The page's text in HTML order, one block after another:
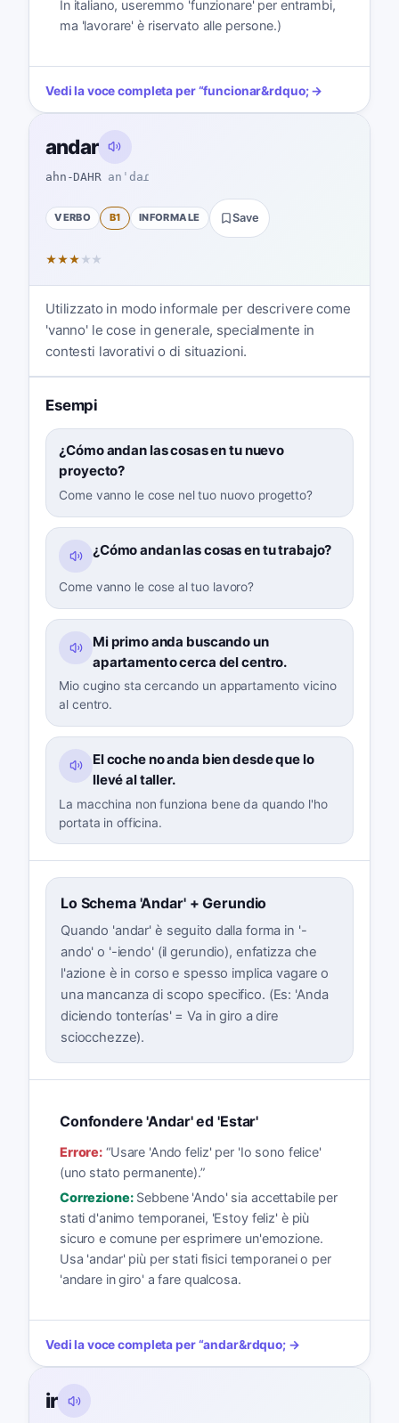
In italiano, useremmo 'funzionare' per entrambi,
ma 'lavorare' è riservato alle persone.)
Vedi la voce completa per“funcionar&rdquo; →
andar
ahn-DAHR anˈdaɾ
VERBO B1 INFORMALE Save
★★★ ★ ★
Utilizzato in modo informale per descrivere come
'vanno' le cose in generale, specialmente in
contesti lavorativi o di situazioni.
Esempi
¿Cómo andan las cosas en tu nuevo
proyecto?
Come vanno le cose nel tuo nuovo progetto?
¿Cómo andan las cosas en tu trabajo?
Come vanno le cose al tuo lavoro?
Mi primo anda buscando un
apartamento cerca del centro.
Mio cugino sta cercando un appartamento vicino
al centro.
El coche no anda bien desde que lo
llevé al taller.
La macchina non funziona bene da quando l'ho
portata in officina.
Lo Schema 'Andar' + Gerundio
Quando 'andar' è seguito dalla forma in '-
ando' o '-iendo' (il gerundio), enfatizza che
l'azione è in corso e spesso implica vagare o
una mancanza di scopo specifico. (Es: 'Anda
diciendo tonterías' = Va in giro a dire
sciocchezze).
Confondere 'Andar' ed 'Estar'
Errore: “Usare 'Ando feliz' per 'Io sono felice'
(uno stato permanente).”
Correzione: Sebbene 'Ando' sia accettabile per
stati d'animo temporanei, 'Estoy feliz' è più
sicuro e comune per esprimere un'emozione.
Usa 'andar' più per stati fisici temporanei o per
'andare in giro' a fare qualcosa.
Vedi la voce completa per“andar&rdquo; →
ir